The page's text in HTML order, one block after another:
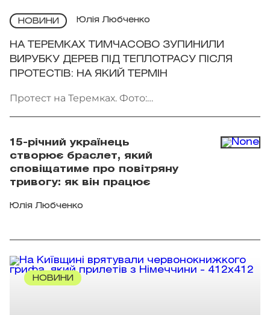
НОВИНИ Юлія Любченко
НА ТЕРЕМКАХ ТИМЧАСОВО ЗУПИНИЛИ
ВИРУБКУ ДЕРЕВ ПІД ТЕПЛОТРАСУ ПІСЛЯ
ПРОТЕСТІВ: НА ЯКИЙ ТЕРМІН
Протест на Теремках. Фото:
15-річний українець
створює браслет, який
сповіщатиме про повітряну
тривогу: як він працює
Юлія Любченко
НОВИНИ